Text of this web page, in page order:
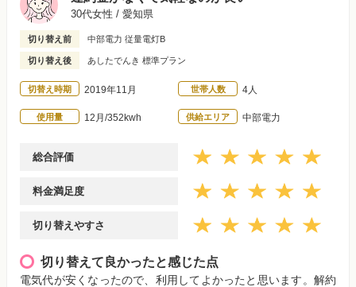
30代女性 / 愛知県
切り替え前 中部電力 従量電灯B
切り替え後 あしたでんき 標準プラン
切替え時期 2019年11月 世帯人数 4人
使用量 12月/352kwh 供給エリア 中部電力
総合評価
料金満足度
切り替えやすさ
切り替えて良かったと感じた点
電気代が安くなったので、利用してよかったと思います。解約